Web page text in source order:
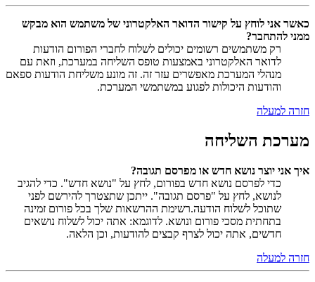
כאשר אני לוחץ על קישור הדואר האלקטרוני של משתמש הוא מבקש
ממני להתחבר?
רק משתמשים רשומים יכולים לשלוח לחברי הפורום הודעות
לדואר האלקטרוני באמצעות טופס השליחה במערכת, וזאת עם
מנהלי המערכת מאפשרים עזר זה. זה מונע משליחת הודעות ספאם
והודעות היכולות לפגוע במשתמשי המערכת.
חזרה למעלה
מערכת השליחה
איך אני יוצר נושא חדש או מפרסם תגובה?
כדי לפרסם נושא חדש בפורום, לחץ על "נושא חדש". כדי להגיב
לנושא, לחץ על "פרסם תגובה". ייתכן שתצטרך להירשם לפני
שתוכל לשלוח הודעה.רשימת ההרשאות שלך בכל פורום זמינה
בתחתית מסכי פורום ונושא. לדוגמא: אתה יכול לשלוח נושאים
חדשים, אתה יכול לצרף קבצים להודעות, וכן הלאה.
חזרה למעלה